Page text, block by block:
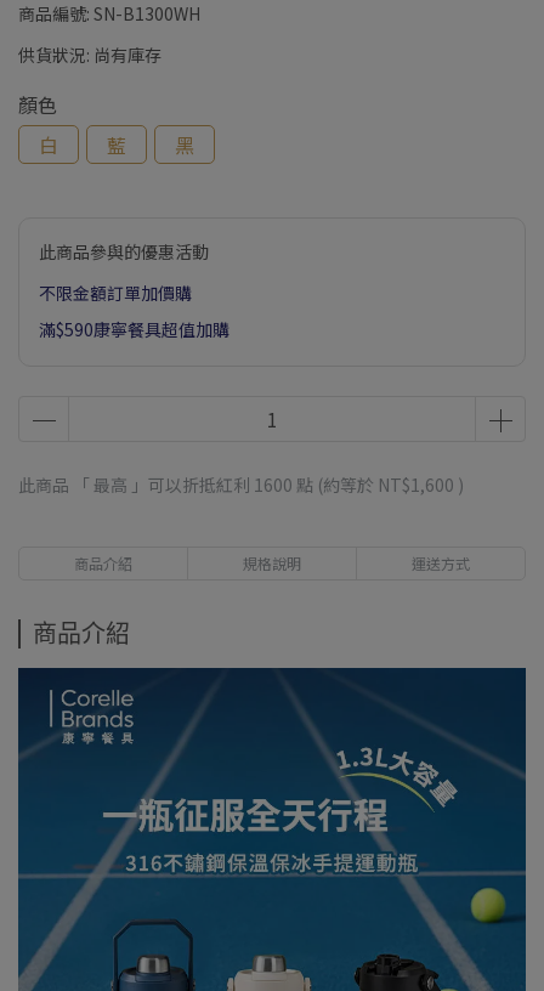
商品編號: SN-B1300WH
供貨狀況: 尚有庫存
顏色
白
藍 黑
此商品參與的優惠活動
不限金額訂單加價購
滿$590康寧餐具超值加購
此商品 「 最高 」可以折抵紅利 1600 點 (約等於 NT$1,600 )
商品介紹 規格說明 運送方式
商品介紹